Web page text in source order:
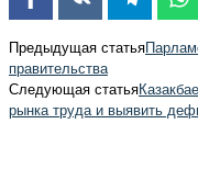
Предыдущая статья
правительства
Следующая статья
рынка труда и выявить